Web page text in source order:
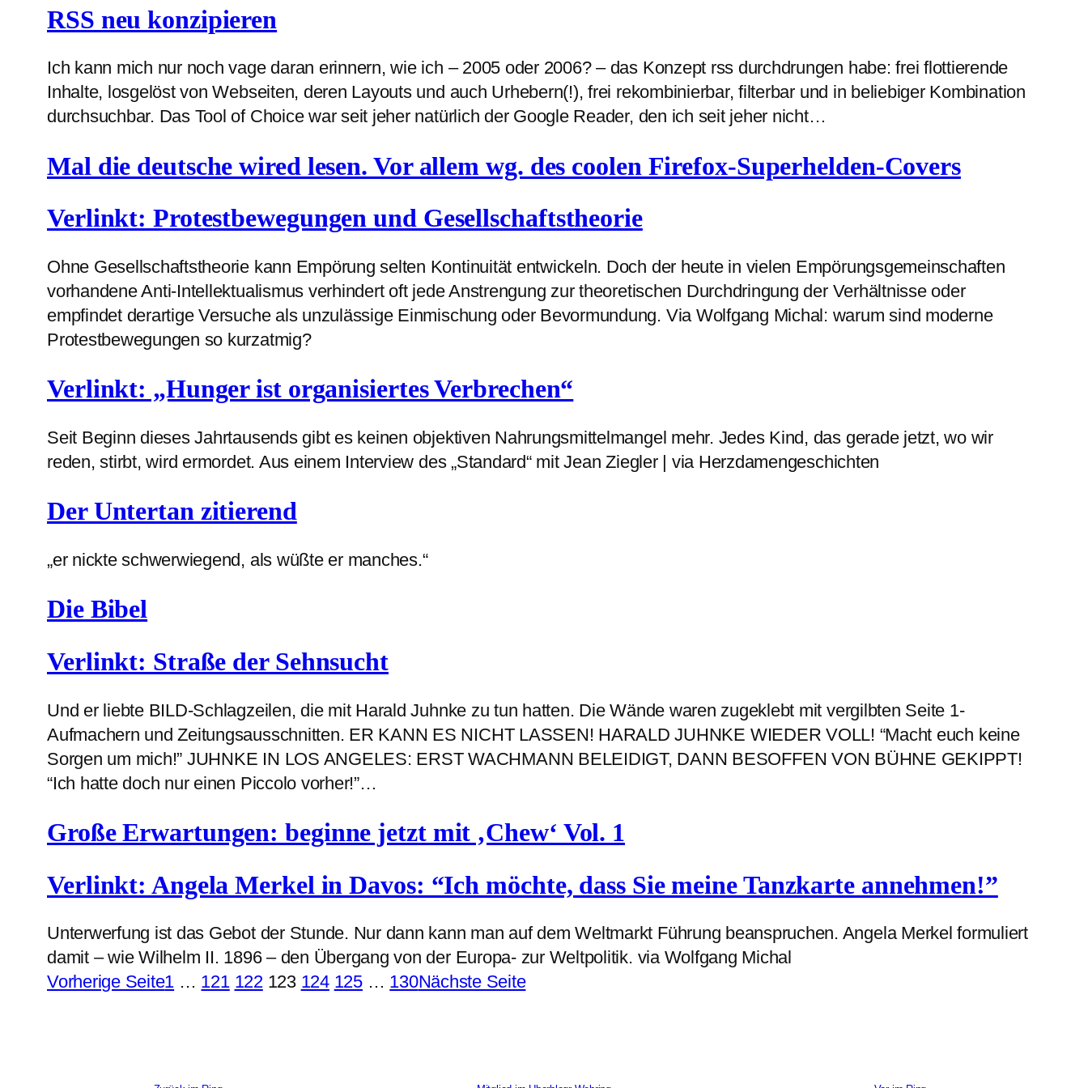
RSS neu konzipieren
Ich kann mich nur noch vage daran erinnern, wie ich – 2005 oder 2006? – das Konzept rss durchdrungen habe: frei flottierende
Inhalte, losgelöst von Webseiten, deren Layouts und auch Urhebern(!), frei rekombinierbar, filterbar und in beliebiger Kombination
durchsuchbar. Das Tool of Choice war seit jeher natürlich der Google Reader, den ich seit jeher nicht…
Mal die deutsche wired lesen. Vor allem wg. des coolen Firefox-Superhelden-Covers
Verlinkt: Protestbewegungen und Gesellschaftstheorie
Ohne Gesellschaftstheorie kann Empörung selten Kontinuität entwickeln. Doch der heute in vielen Empörungsgemeinschaften
vorhandene Anti-Intellektualismus verhindert oft jede Anstrengung zur theoretischen Durchdringung der Verhältnisse oder
empfindet derartige Versuche als unzulässige Einmischung oder Bevormundung. Via Wolfgang Michal: warum sind moderne
Protestbewegungen so kurzatmig?
Verlinkt: „Hunger ist organisiertes Verbrechen“
Seit Beginn dieses Jahrtausends gibt es keinen objektiven Nahrungsmittelmangel mehr. Jedes Kind, das gerade jetzt, wo wir
reden, stirbt, wird ermordet. Aus einem Interview des „Standard“ mit Jean Ziegler | via Herzdamengeschichten
Der Untertan zitierend
„er nickte schwerwiegend, als wüßte er manches.“
Die Bibel
Verlinkt: Straße der Sehnsucht
Und er liebte BILD-Schlagzeilen, die mit Harald Juhnke zu tun hatten. Die Wände waren zugeklebt mit vergilbten Seite 1-
Aufmachern und Zeitungsausschnitten. ER KANN ES NICHT LASSEN! HARALD JUHNKE WIEDER VOLL! “Macht euch keine
Sorgen um mich!” JUHNKE IN LOS ANGELES: ERST WACHMANN BELEIDIGT, DANN BESOFFEN VON BÜHNE GEKIPPT!
“Ich hatte doch nur einen Piccolo vorher!”…
Große Erwartungen: beginne jetzt mit ‚Chew‘ Vol. 1
Verlinkt: Angela Merkel in Davos: “Ich möchte, dass Sie meine Tanzkarte annehmen!”
Unterwerfung ist das Gebot der Stunde. Nur dann kann man auf dem Weltmarkt Führung beanspruchen. Angela Merkel formuliert
damit – wie Wilhelm II. 1896 – den Übergang von der Europa- zur Weltpolitik. via Wolfgang Michal
Vorherige Seite1 … 121 122 123 124 125 … 130Nächste Seite